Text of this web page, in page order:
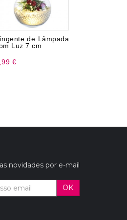
de Lâmpada
Luz 7 cm
€
novidades por e-mail
OK